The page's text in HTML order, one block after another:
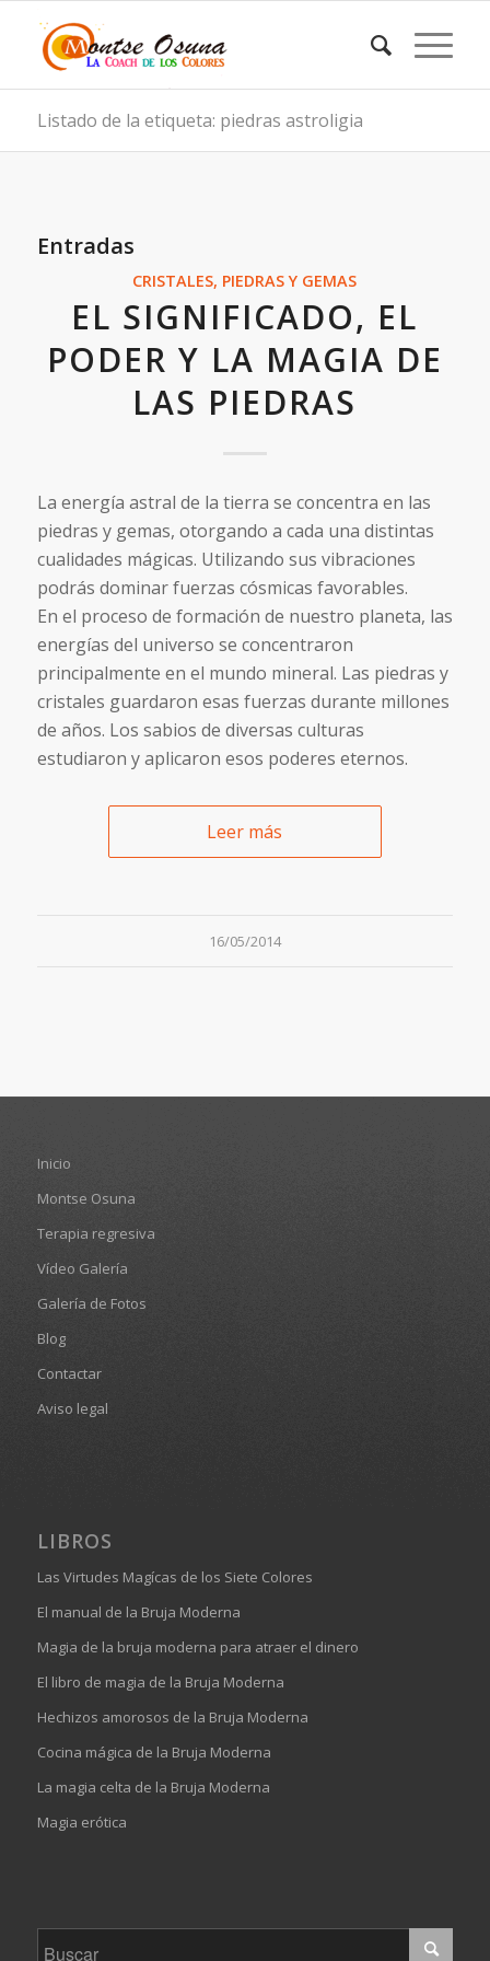
Listado de la etiqueta: piedras astroligia
Entradas
CRISTALES, PIEDRAS Y GEMAS
EL SIGNIFICADO, EL
PODER Y LA MAGIA DE
LAS PIEDRAS
La energía astral de la tierra se concentra en las
piedras y gemas, otorgando a cada una distintas
cualidades mágicas. Utilizando sus vibraciones
podrás dominar fuerzas cósmicas favorables.
En el proceso de formación de nuestro planeta, las
energías del universo se concentraron
principalmente en el mundo mineral. Las piedras y
cristales guardaron esas fuerzas durante millones
de años. Los sabios de diversas culturas
estudiaron y aplicaron esos poderes eternos.
Leer más
16/05/2014
Inicio
Montse Osuna
Terapia regresiva
Vídeo Galería
Galería de Fotos
Blog
Contactar
Aviso legal
LIBROS
Las Virtudes Magícas de los Siete Colores
El manual de la Bruja Moderna
Magia de la bruja moderna para atraer el dinero
El libro de magia de la Bruja Moderna
Hechizos amorosos de la Bruja Moderna
Cocina mágica de la Bruja Moderna
La magia celta de la Bruja Moderna
Magia erótica